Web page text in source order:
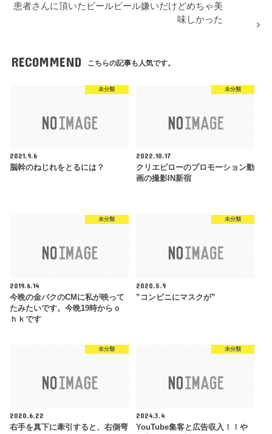
患者さんに頂いたビールビール嫌いだけどめちゃ美
味しかった
RECOMMEND こちらの記事も人気です。
未分類
2021.9.6
脳幹のねじれをとるには？
未分類
2022.10.17
クリエピローのプロモーション動
画の撮影IN新宿
未分類
2019.6.14
今晩の金バクのCMに私が映って
たみたいです。今晩19時からｏ
ｈｋです
未分類
2020.5.9
”コンビニにマスクが”
未分類
2020.6.22
右手を真下に牽引すると、右側弯
未分類
2024.3.4
YouTube集客と広告収入！！や